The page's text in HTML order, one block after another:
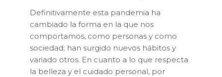
Definitivamente esta pandemia ha
cambiado la forma en la que nos
comportamos, como personas y como
sociedad; han surgido nuevos hábitos y
variado otros. En cuanto a lo que respecta
la belleza y el cuidado personal, por